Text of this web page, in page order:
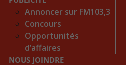
Annoncer sur FM103,3
Concours
Opportunités
d’affaires
NOUS JOINDRE